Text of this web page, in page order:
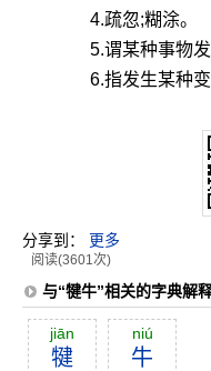
4.疏忽;糊涂。
5.谓某种事物
6.指发生某种
分享到： 更多
阅读(3601次)
与“犍牛”相关的字典解
jiān
犍
niú
牛